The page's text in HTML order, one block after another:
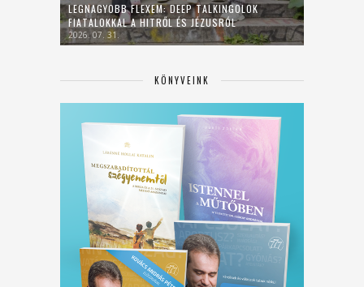
LEGNAGYOBB FLEXEM: DEEP TALKINGOLOK
FIATALOKKAL A HITRŐL ÉS JÉZUSRÓL
2026. 07. 31.
KÖNYVEINK